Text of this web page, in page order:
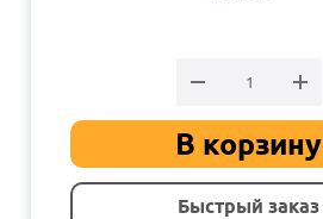
В корзину
Быстрый заказ